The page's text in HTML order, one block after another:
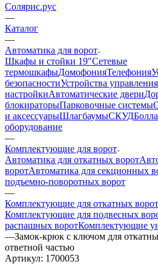
Солярис.рус
—
Каталог
—
Автоматика для ворот
Шкафы и стойки 19"Сетевые
термошкафыДомофонияТелефония
безопасностиУстройства
настройкиАвтоматические двери
блокираторыПарковочные системы
и аксессуарыШлагбаумыСКУД
оборудование
—
Комплектующие для ворот
Автоматика для откатных ворот
воротАвтоматика для секционных
подъемно-поворотных ворот
—
Комплектующие для откатных ворот
Комплектующие для подвесных
распашных воротКомплектующие
—Замок-крюк с ключом для
ответной частью
Артикул: 1700053